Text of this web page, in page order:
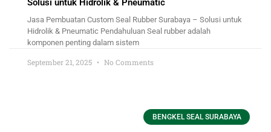
Jasa Pembuatan Custom Seal Rubber Surabaya – Solusi untuk
Hidrolik & Pneumatic Pendahuluan Seal rubber adalah
komponen penting dalam sistem
September 21, 2025 No Comments
BENGKEL SEAL SURABAYA